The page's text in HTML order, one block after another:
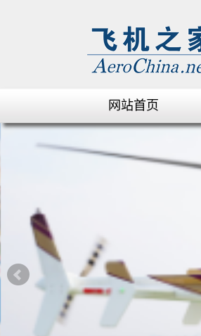
网站首页